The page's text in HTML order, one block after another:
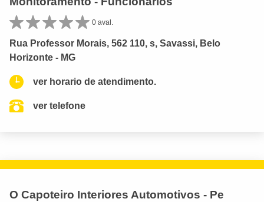
0 aval.
Rua Professor Morais, 562 110, s, Savassi, Belo
Horizonte - MG
ver horario de atendimento.
ver telefone
O Capoteiro Interiores Automotivos - Pe